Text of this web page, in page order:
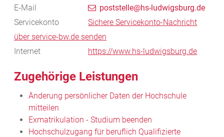
E-Mail
poststelle@hs-ludwigsburg.de
Servicekonto
Sichere Servicekonto-Nachricht
über service-bw.de senden
Internet
https://www.hs-ludwigsburg.de
Zugehörige Leistungen
Änderung persönlicher Daten der Hochschule
mitteilen
Exmatrikulation - Studium beenden
Hochschulzugang für beruflich Qualifizierte